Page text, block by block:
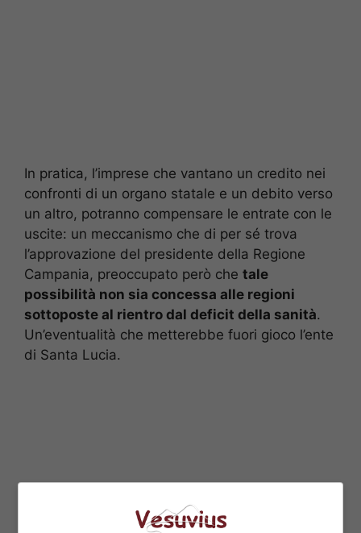
In pratica, l’imprese che vantano un credito nei
confronti di un organo statale e un debito verso
un altro, potranno compensare le entrate con le
uscite: un meccanismo che di per sé trova
l’approvazione del presidente della Regione
Campania, preoccupato però che tale
possibilità non sia concessa alle regioni
sottoposte al rientro dal deficit della sanità.
Un’eventualità che metterebbe fuori gioco l’ente
di Santa Lucia.